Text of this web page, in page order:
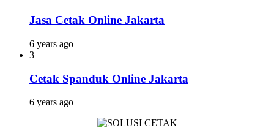
Jasa Cetak Online Jakarta
6 years ago
3
Cetak Spanduk Online Jakarta
6 years ago